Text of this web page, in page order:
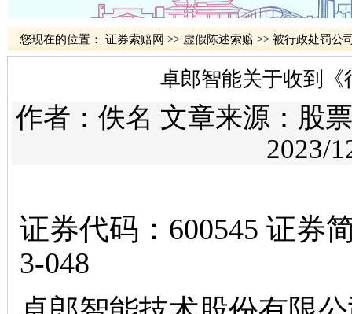
您现在的位置： 证券索赔网 >> 虚假陈述索赔 >> 被行政处罚公
卓郎智能关于收到
作者：佚名 文章来源： 股
2023/
证券代码：600545 证券
3-048